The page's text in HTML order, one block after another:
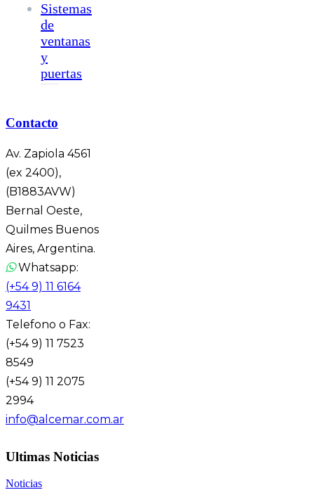
Sistemas
de
ventanas
y
puertas
Contacto
Av. Zapiola 4561
(ex 2400),
(B1883AVW)
Bernal Oeste,
Quilmes Buenos
Aires, Argentina.
Whatsapp:
(+54 9) 11 6164
9431
Telefono o Fax:
(+54 9) 11 7523
8549
(+54 9) 11 2075
2994
info@alcemar.com.ar
Ultimas Noticias
Noticias